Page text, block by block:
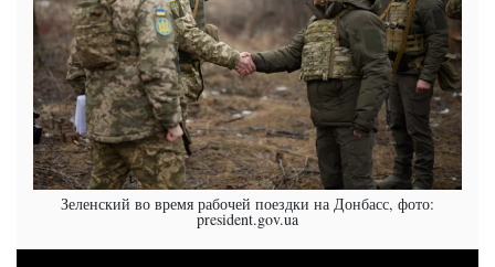
Зеленский во время рабочей поездки на Донбасс, фото:
president.gov.ua